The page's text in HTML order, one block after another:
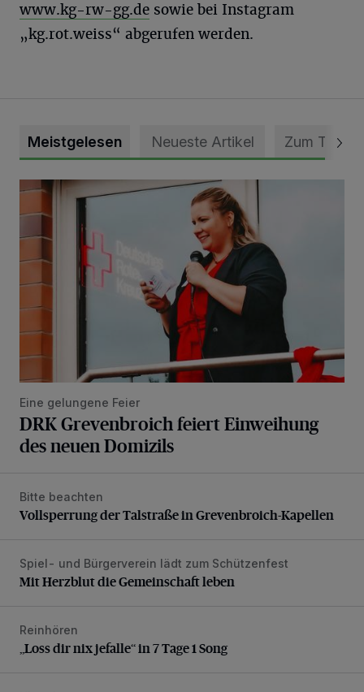
www.kg-rw-gg.de sowie bei Instagram
„kg.rot.weiss“ abgerufen werden.
Meistgelesen Neueste Artikel Zum Thema
DRK Grevenbroich feiert Einweihung des neuen Domizils
Eine gelungene Feier
DRK Grevenbroich feiert Einweihung
des neuen Domizils
Vollsperrung der Talstraße in Grevenbroich-Kapellen
Bitte beachten
Vollsperrung der Talstraße in Grevenbroich-Kapellen
Mit Herzblut die Gemeinschaft leben
Spiel- und Bürgerverein lädt zum Schützenfest
Mit Herzblut die Gemeinschaft leben
„Loss dir nix jefalle“ in 7 Tage 1 Song
Reinhören
„Loss dir nix jefalle“ in 7 Tage 1 Song